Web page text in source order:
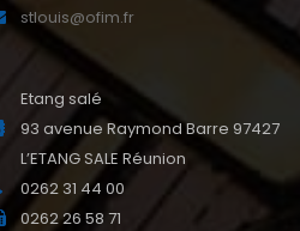
stlouis@ofim.fr
Etang salé
93 avenue Raymond Barre 97427
L’ETANG SALE Réunion
0262 31 44 00
0262 26 58 71